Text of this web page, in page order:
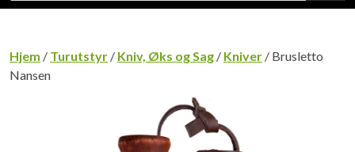
Hjem / Turutstyr / Kniv, Øks og Sag / Kniver / Brusletto
Nansen